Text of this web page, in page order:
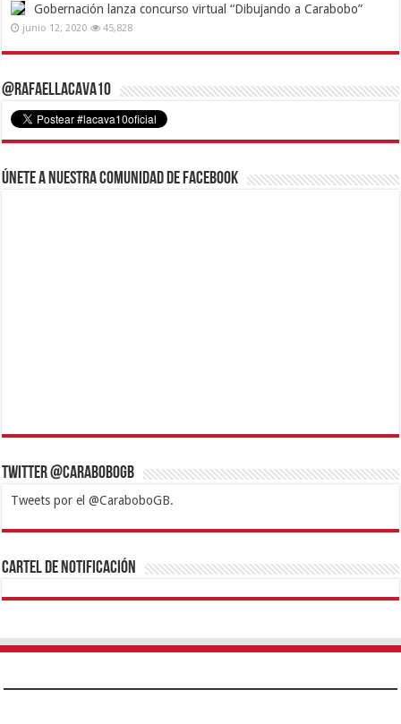
Gobernación lanza concurso virtual “Dibujando a Carabobo”
junio 12, 2020 45,828
@RafaelLacava10
Únete a nuestra comunidad de Facebook
Twitter @CaraboboGB
Tweets por el @CaraboboGB.
1xbetBetturkeyBetistKralbetSupertotobetTipobetMatadorbetMariobet
https://mvbcasino.com/
Cartel de Notificación